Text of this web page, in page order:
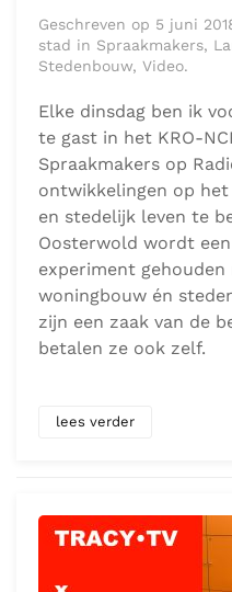
Geschreven op 5 juni
stad in Spraakmakers,
Stedenbouw, Video.
Elke dinsdag ben ik
te gast in het KRO-
Spraakmakers op
ontwikkelingen op
en stedelijk leven te
Oosterwold wordt
experiment
woningbouw én
zijn een zaak van de
betalen ze ook zelf.
lees verder